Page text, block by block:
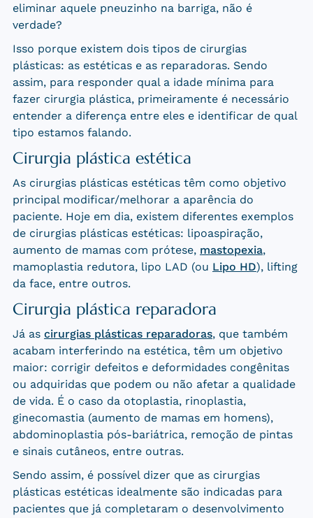
eliminar aquele pneuzinho na barriga, não é
verdade?
Isso porque existem dois tipos de cirurgias
plásticas: as estéticas e as reparadoras. Sendo
assim, para responder qual a idade mínima para
fazer cirurgia plástica, primeiramente é necessário
entender a diferença entre eles e identificar de qual
tipo estamos falando.
Cirurgia plástica estética
As cirurgias plásticas estéticas têm como objetivo
principal modificar/melhorar a aparência do
paciente. Hoje em dia, existem diferentes exemplos
de cirurgias plásticas estéticas: lipoaspiração,
aumento de mamas com prótese, mastopexia,
mamoplastia redutora, lipo LAD (ou Lipo HD), lifting
da face, entre outros.
Cirurgia plástica reparadora
Já as cirurgias plásticas reparadoras, que também
acabam interferindo na estética, têm um objetivo
maior: corrigir defeitos e deformidades congênitas
ou adquiridas que podem ou não afetar a qualidade
de vida. É o caso da otoplastia, rinoplastia,
ginecomastia (aumento de mamas em homens),
abdominoplastia pós-bariátrica, remoção de pintas
e sinais cutâneos, entre outras.
Sendo assim, é possível dizer que as cirurgias
plásticas estéticas idealmente são indicadas para
pacientes que já completaram o desenvolvimento